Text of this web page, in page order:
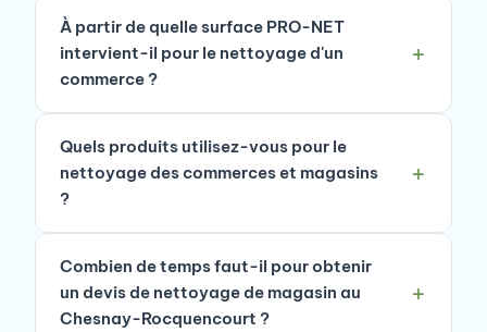
À partir de quelle surface PRO-NET
intervient-il pour le nettoyage d'un
commerce ?
Quels produits utilisez-vous pour le
nettoyage des commerces et magasins
?
Combien de temps faut-il pour obtenir
un devis de nettoyage de magasin au
Chesnay-Rocquencourt ?